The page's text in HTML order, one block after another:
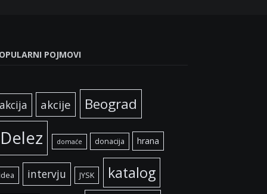
POJMOVI
akcija akcije Beograd
Delez domaće donacija hrana
idea intervju JYSK katalog